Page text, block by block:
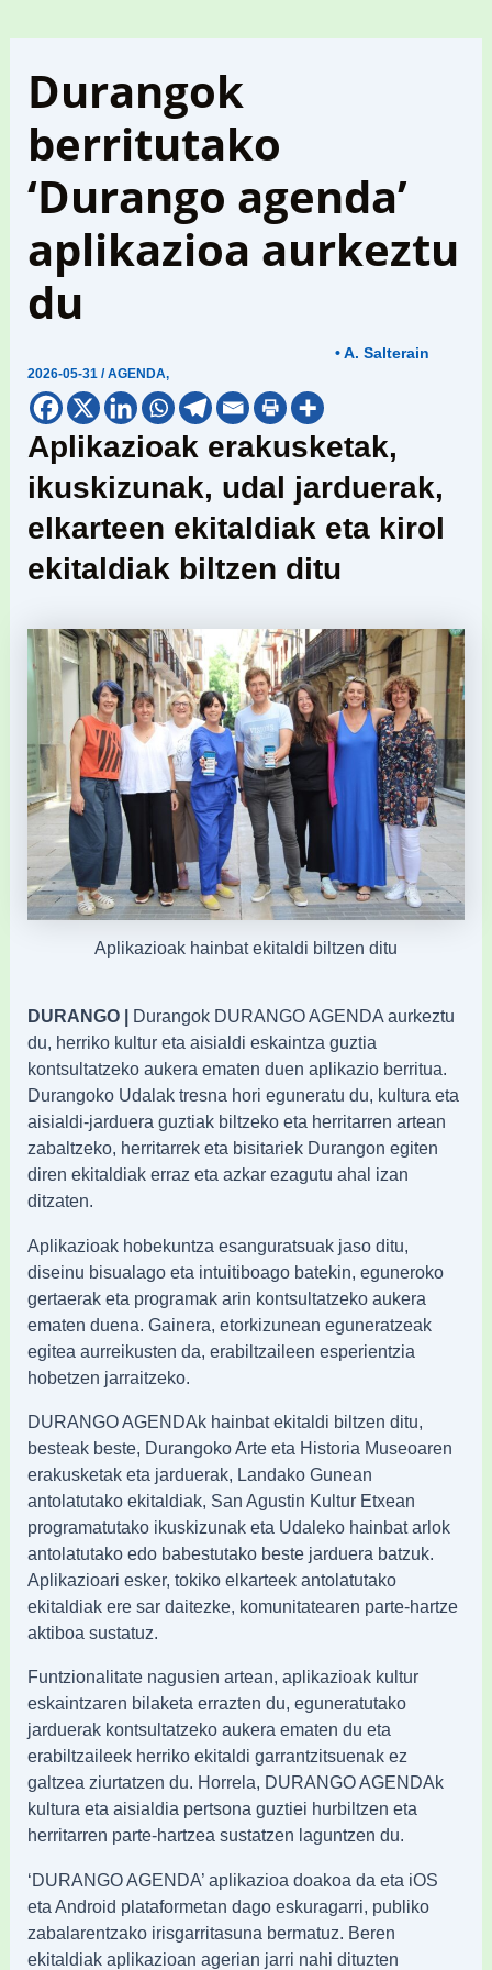
Durangok
berritutako
‘Durango agenda’
aplikazioa aurkeztu
du
2026-05-31/AGENDA,
• A. Salterain
Aplikazioak erakusketak,
ikuskizunak, udal jarduerak,
elkarteen ekitaldiak eta kirol
ekitaldiak biltzen ditu
Aplikazioak hainbat ekitaldi biltzen ditu
DURANGO | Durangok DURANGO AGENDA aurkeztu
du, herriko kultur eta aisialdi eskaintza guztia
kontsultatzeko aukera ematen duen aplikazio berritua.
Durangoko Udalak tresna hori eguneratu du, kultura eta
aisialdi-jarduera guztiak biltzeko eta herritarren artean
zabaltzeko, herritarrek eta bisitariek Durangon egiten
diren ekitaldiak erraz eta azkar ezagutu ahal izan
ditzaten.
Aplikazioak hobekuntza esanguratsuak jaso ditu,
diseinu bisualago eta intuitiboago batekin, eguneroko
gertaerak eta programak arin kontsultatzeko aukera
ematen duena. Gainera, etorkizunean eguneratzeak
egitea aurreikusten da, erabiltzaileen esperientzia
hobetzen jarraitzeko.
DURANGO AGENDAk hainbat ekitaldi biltzen ditu,
besteak beste, Durangoko Arte eta Historia Museoaren
erakusketak eta jarduerak, Landako Gunean
antolatutako ekitaldiak, San Agustin Kultur Etxean
programatutako ikuskizunak eta Udaleko hainbat arlok
antolatutako edo babestutako beste jarduera batzuk.
Aplikazioari esker, tokiko elkarteek antolatutako
ekitaldiak ere sar daitezke, komunitatearen parte-hartze
aktiboa sustatuz.
Funtzionalitate nagusien artean, aplikazioak kultur
eskaintzaren bilaketa errazten du, eguneratutako
jarduerak kontsultatzeko aukera ematen du eta
erabiltzaileek herriko ekitaldi garrantzitsuenak ez
galtzea ziurtatzen du. Horrela, DURANGO AGENDAk
kultura eta aisialdia pertsona guztiei hurbiltzen eta
herritarren parte-hartzea sustatzen laguntzen du.
‘DURANGO AGENDA’ aplikazioa doakoa da eta iOS
eta Android plataformetan dago eskuragarri, publiko
zabalarentzako irisgarritasuna bermatuz. Beren
ekitaldiak aplikazioan agerian jarri nahi dituzten